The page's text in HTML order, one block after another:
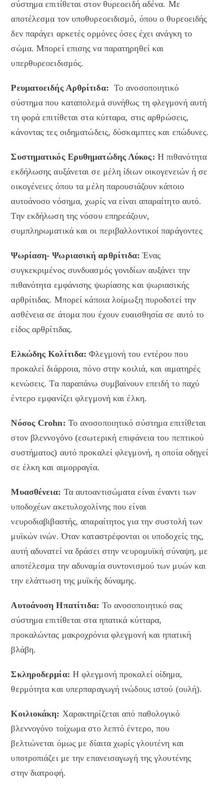
σύστημα επιτίθεται στον θυρεοειδή αδένα. Με
αποτέλεσμα τον υποθυρεοειδισμό, όπου ο θυρεοειδής
δεν παράγει αρκετές ορμόνες όσες έχει ανάγκη το
σώμα. Μπορεί επισης να παρατηρηθεί και
υπερθυρεοειδισμός.
Ρευματοειδής Αρθρίτιδα: Το ανοσοποιητικό
σύστημα που καταπολεμά συνήθως τη φλεγμονή αυτή
τη φορά επιτίθεται στα κύτταρα, στις αρθρώσεις,
κάνοντας τες οιδηματώδεις, δύσκαμπτες και επώδυνες.
Συστηματικός Ερυθηματώδης Λύκος: Η πιθανότητα
εκδήλωσης αυξάνεται σε μέλη ίδιων οικογενειών ή σε
οικογένειες όπου τα μέλη παρουσιάζουν κάποιο
αυτοάνοσο νόσημα, χωρίς να είναι απαραίτητο αυτό.
Την εκδήλωση της νόσου επηρεάζουν,
συμπληρωματικά και οι περιβαλλοντικοί παράγοντες
Ψωρίαση- Ψωριασική αρθρίτιδα: Ένας
συγκεκριμένος συνδυασμός γονιδίων αυξάνει την
πιθανότητα εμφάνισης ψωρίασης και ψωριασικής
αρθρίτιδας. Μπορεί κάποια λοίμωξη πυροδοτεί την
ασθένεια σε άτομα που έχουν ευαισθησία σε αυτό το
είδος αρθρίτιδας.
Ελκώδης Κολίτιδα: Φλεγμονή του εντέρου που
προκαλεί διάρροια, πόνο στην κοιλιά, και αιματηρές
κενώσεις. Τα παραπάνω συμβαίνουν επειδή το παχύ
έντερο εμφανίζει φλεγμονή και έλκη.
Νόσος Crohn: Το ανοσοποιητικό σύστημα επιτίθεται
στον βλεννογόνο (εσωτερική επιφάνεια του πεπτικού
συστήματος) αυτό προκαλεί φλεγμονή, η οποία οδηγεί
σε έλκη και αιμορραγία.
Μυασθένεια: Τα αυτοαντισώματα είναι έναντι των
υποδοχέων ακετυλοχολίνης που είναι
νευροδιαβιβαστής, απαραίτητος για την συστολή των
μυϊκών ινών. Όταν καταστρέφονται οι υποδοχείς της,
αυτή αδυνατεί να δράσει στην νευρομυϊκή σύναψη, με
αποτέλεσμα την αδυναμία συντονισμού των μυών και
την ελάττωση της μυϊκής δύναμης.
Αυτοάνοση Ηπατίτιδα: Το ανοσοποιητικό σας
σύστημα επιτίθεται στα ηπατικά κύτταρα,
προκαλώντας μακροχρόνια φλεγμονή και ηπατική
βλάβη.
Σκληροδερμία: Η φλεγμονή προκαλεί οίδημα,
θερμότητα και υπερπαραγωγή ινώδους ιστού (ουλή).
Κοιλιοκάκη: Χαρακτηρίζεται από παθολογικό
βλεννογόνο τοίχωμα στο λεπτό έντερο, που
βελτιώνεται όμως με δίαιτα χωρίς γλουτένη και
υποτροπιάζει με την επανεισαγωγή της γλουτένης
στην διατροφή.